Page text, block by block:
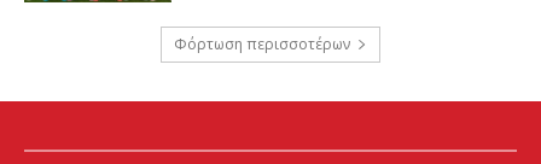
Φόρτωση περισσοτέρων